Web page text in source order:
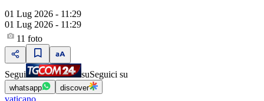
01 Lug 2026 - 11:29
01 Lug 2026 - 11:29
11 foto
Segui suSeguici su
whatsapp discover